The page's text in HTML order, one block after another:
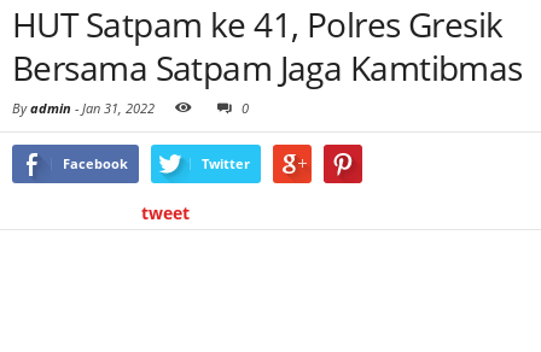
HUT Satpam ke 41, Polres Gresik
Bersama Satpam Jaga Kamtibmas
Byadmin - Jan 31, 2022 0
Facebook Twitter
tweet